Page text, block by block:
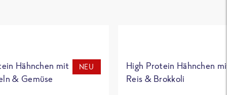
Hähnchen mit
& Gemüse
NEU
High Protein Hähnchen
Reis & Brokkoli